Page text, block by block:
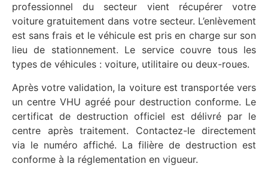
professionnel du secteur vient récupérer votre
voiture gratuitement dans votre secteur. L’enlèvement
est sans frais et le véhicule est pris en charge sur son
lieu de stationnement. Le service couvre tous les
types de véhicules : voiture, utilitaire ou deux-roues.
Après votre validation, la voiture est transportée vers
un centre VHU agréé pour destruction conforme. Le
certificat de destruction officiel est délivré par le
centre après traitement. Contactez-le directement
via le numéro affiché. La filière de destruction est
conforme à la réglementation en vigueur.